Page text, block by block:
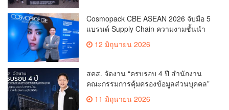
ตอกย้ำไทยสู่ “Content Hub of Asia”
Cosmopack CBE ASEAN 2026 จับมือ 5
แบรนด์ Supply Chain ความงามชั้นนำ
จำลอง “The Sunscreen Factory” ไฮไลต์
Bangkok 2026
12 มิถุนายน 2026
สคส. จัดงาน “ครบรอบ 4 ปี สำนักงาน
คณะกรรมการคุ้มครองข้อมูลส่วนบุคคล”
ส่งสัญญาณยกระดับ PDPA ไทย สร้าง
ความเชื่อมั่นเศรษฐกิจดิจิทัล
11 มิถุนายน 2026